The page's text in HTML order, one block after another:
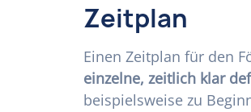
Zeitplan
Einen Zeitplan für den
einzelne, zeitlich klar
beispielsweise zu